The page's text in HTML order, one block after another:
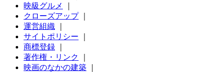
映級グルメ
クローズアップ｜
運営組織
サイトポリシー
商標登録
著作権・リンク
映画のなかの建築